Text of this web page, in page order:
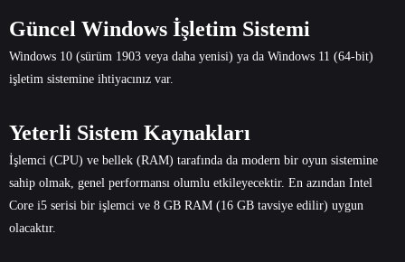
Güncel Windows İşletim Sistemi
Windows 10 (sürüm 1903 veya daha yenisi) ya da Windows 11 (64-bit)
işletim sistemine ihtiyacınız var.
Yeterli Sistem Kaynakları
İşlemci (CPU) ve bellek (RAM) tarafında da modern bir oyun sistemine
sahip olmak, genel performansı olumlu etkileyecektir. En azından Intel
Core i5 serisi bir işlemci ve 8 GB RAM (16 GB tavsiye edilir) uygun
olacaktır.